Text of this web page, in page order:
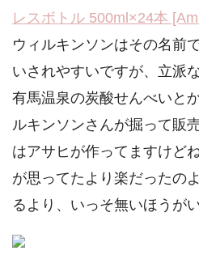
レスボトル 500ml×24本
ウィルキンソンはその名前
いされやすいですが、立派
有馬温泉の炭酸せんべいと
ルキンソンさんが掘って販
はアサヒが作ってますけど
が思ってたより楽だったの
るより、いっそ無いほうが